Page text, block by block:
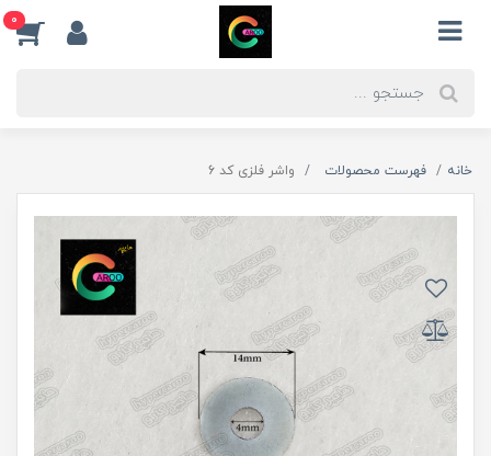
0
خانه فهرست محصولات واشر فلزی کد 6